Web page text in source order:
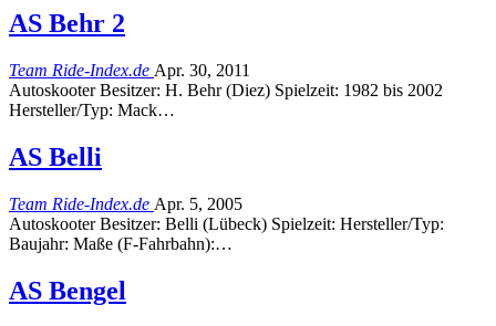
AS Behr 2
Team Ride-Index.de Apr. 30, 2011
Autoskooter Besitzer: H. Behr (Diez) Spielzeit: 1982 bis 2002
Hersteller/Typ: Mack…
AS Belli
Team Ride-Index.de Apr. 5, 2005
Autoskooter Besitzer: Belli (Lübeck) Spielzeit: Hersteller/Typ:
Baujahr: Maße (F-Fahrbahn):…
AS Bengel